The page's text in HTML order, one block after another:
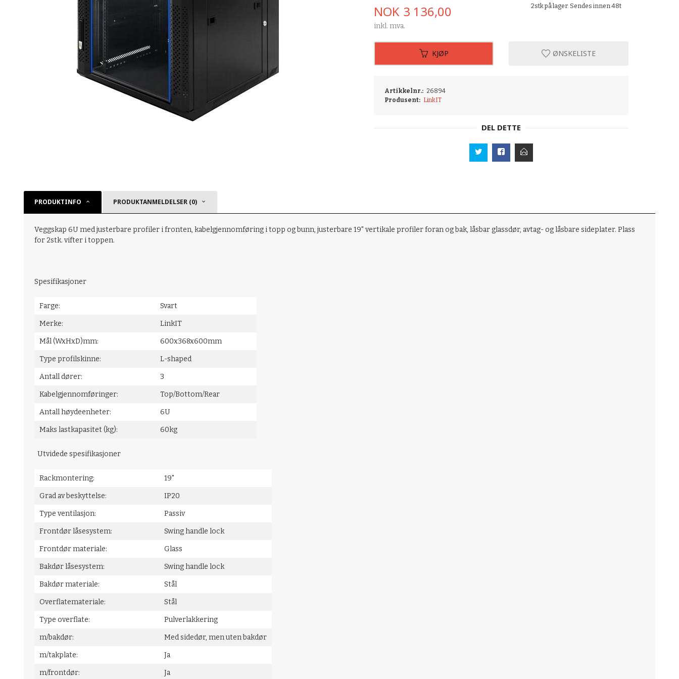
Pris
NOK 3 136,00
inkl. mva.
2stk på lager. Sendes innen 48t
KJØP ØNSKELISTE
Artikkelnr.: 26894
Produsent: LinkIT
DEL DETTE
PRODUKTINFO PRODUKTANMELDELSER (0)
Veggskap 6U med justerbare profiler i fronten, kabelgjennomføring i topp og bunn, justerbare 19" vertikale profiler foran og bak, låsbar glassdør, avtag- og låsbare sideplater. Plass
for 2stk. vifter i toppen.
Spesifikasjoner
Farge: Svart
Merke: LinkIT
Mål (WxHxD)mm: 600x368x600mm
Type profilskinne: L-shaped
Antall dører: 3
Kabelgjennomføringer: Top/Bottom/Rear
Antall høydeenheter: 6U
Maks lastkapasitet (kg): 60kg
Utvidede spesifikasjoner
Rackmontering: 19"
Grad av beskyttelse: IP20
Type ventilasjon: Passiv
Frontdør låsesystem: Swing handle lock
Frontdør materiale: Glass
Bakdør låsesystem: Swing handle lock
Bakdør materiale: Stål
Overflatemateriale: Stål
Type overflate: Pulverlakkering
m/bakdør: Med sidedør, men uten bakdør
m/takplate: Ja
m/frontdør: Ja